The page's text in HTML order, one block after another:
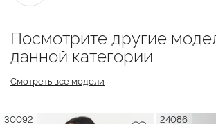
Посмотрите другие
данной категории
Смотреть все модели
30092 24086